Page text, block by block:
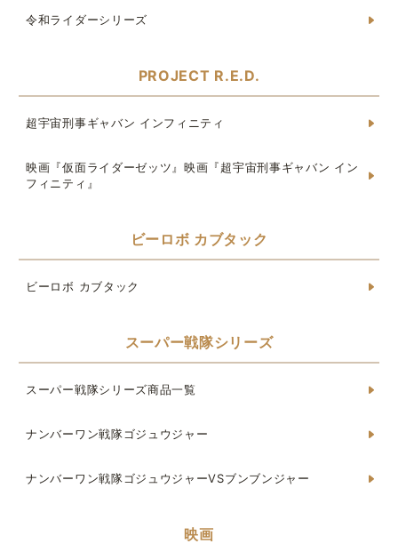
令和ライダーシリーズ
PROJECT R.E.D.
超宇宙刑事ギャバン インフィニティ
映画『仮面ライダーゼッツ』映画『超宇宙刑事ギャバン イン
フィニティ』
ビーロボ カブタック
ビーロボ カブタック
スーパー戦隊シリーズ
スーパー戦隊シリーズ商品一覧
ナンバーワン戦隊ゴジュウジャー
ナンバーワン戦隊ゴジュウジャーVSブンブンジャー
映画